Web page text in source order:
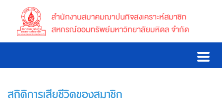
สถิติการเสียชีวิตของสมาชิก